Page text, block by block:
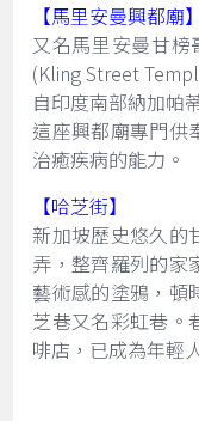
【馬里安曼興都廟】
又名馬里安曼甘榜
(Kling Street
自印度南部納加帕
這座興都廟專門供
治癒疾病的能力。
【哈芝街】
新加坡歷史悠久的
弄，整齊羅列的家
藝術感的塗鴉，頓
芝巷又名彩虹巷。
啡店，已成為年輕